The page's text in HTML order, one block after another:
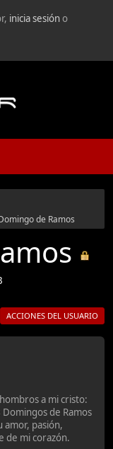
inicia sesióno
de Ramos
ACCIONES DEL USUARIO
a mi cristo:
de Ramos
amor, pasión,
de mi corazón.